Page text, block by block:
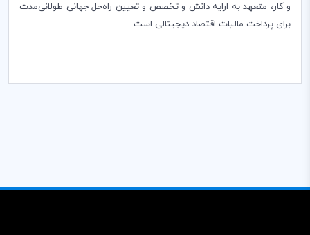
و کار، متعهد به ارایه دانش و تخصص و تعیین راه‌حل جهانی طولانی‌‌مدت
برای پرداخت مالیات اقتصاد دیجیتالی است.